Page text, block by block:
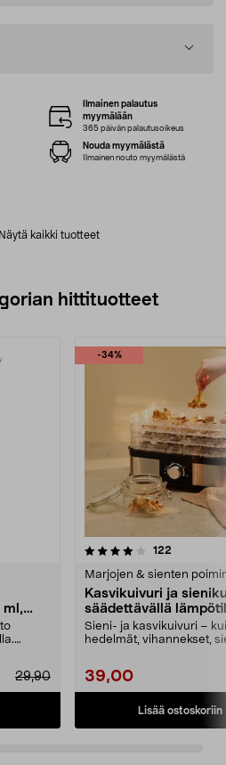
Näytä kaikki tuotteet
Ilmainen palautus
myymälään
365 päivän palautusoikeus
Nouda myymälästä
Ilmainen nouto myymälästä
hittituotteet
ml,
29,90
-34%
122
Marjojen & sienten
Kasvikuivuri ja
säädettävällä
Sieni- ja kasvikuivuri –
hedelmät, vihannekset,
39,00
Lisää ostoskoriin
4.5 viidestä